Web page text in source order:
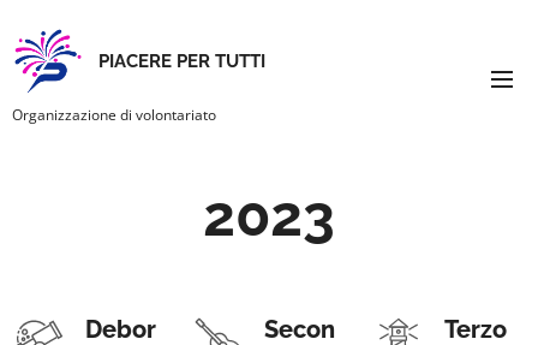
PIACERE PER TUTTI
Organizzazione di volontariato
2023
Debor
Secon
Terzo